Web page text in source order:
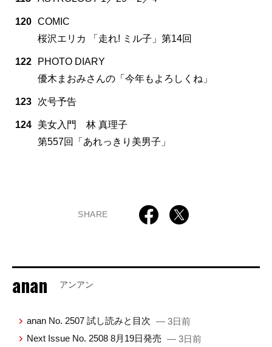
120 COMIC
桜沢エリカ 「走れ! ミル子」第14回
122
PHOTO DIARY
優木まおみさんの「今年もよろしくね」
123 次号予告
124
美女入門 林 真理子
第557回「あれっきり美男子」
SHARE
anan アンアン
anan No. 2507 試し読みと目次 — 3日前
Next Issue No. 2508 8月19日発売 — 3日前